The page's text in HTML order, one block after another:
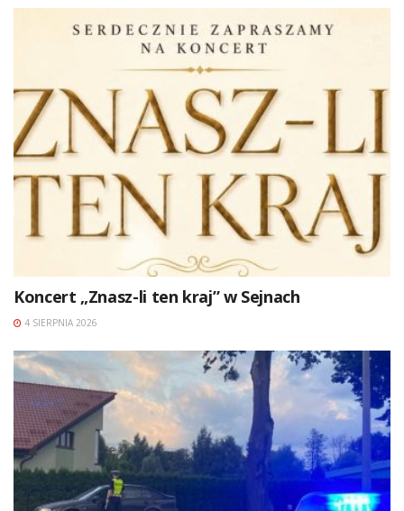
Koncert „Znasz-li ten kraj” w Sejnach
4 SIERPNIA 2026